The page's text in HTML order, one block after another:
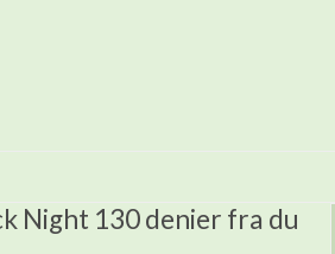
Night 130 denier fra du